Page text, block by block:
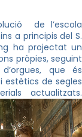
de l’escola
a principis del S.
ha projectat un
pròpies, seguint
que és
estètics de segles
actualitzats.